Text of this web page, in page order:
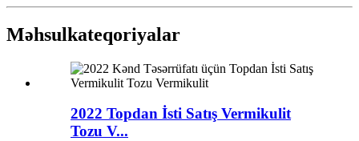
Məhsulkateqoriyalar
2022 Topdan İsti Satış Vermikulit
Tozu V...